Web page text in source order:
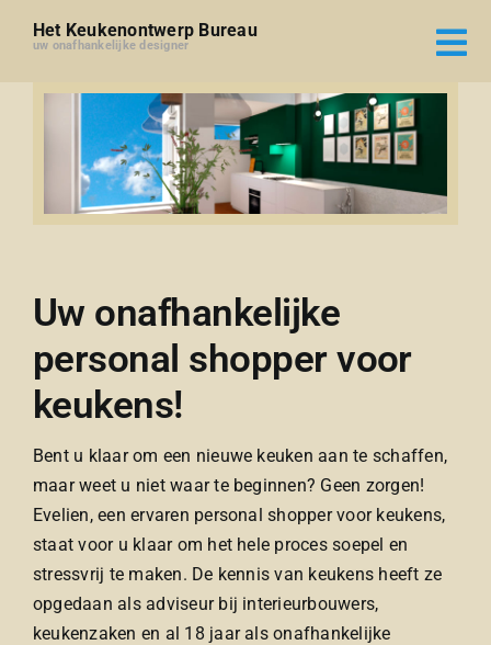
naar
Het Keukenontwerp Bureau
uw onafhankelijke designer
Uw onafhankelijke
personal shopper voor
keukens!
Bent u klaar om een nieuwe keuken aan te schaffen,
maar weet u niet waar te beginnen? Geen zorgen!
Evelien, een ervaren personal shopper voor keukens,
staat voor u klaar om het hele proces soepel en
stressvrij te maken. De kennis van keukens heeft ze
opgedaan als adviseur bij interieurbouwers,
keukenzaken en al 18 jaar als onafhankelijke